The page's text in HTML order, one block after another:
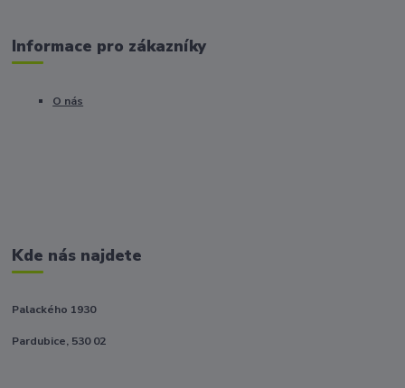
Informace pro zákazníky
O nás
Kde nás najdete
Palackého 1930
Pardubice, 530 02